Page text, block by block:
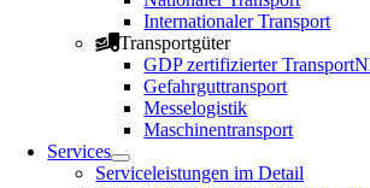
Internationaler Transport
Transportgüter
GDP zertifizierter Transport
Gefahrguttransport
Messelogistik
Maschinentransport
Services
Serviceleistungen im Detail